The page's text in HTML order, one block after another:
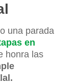
una parada
en
honra las